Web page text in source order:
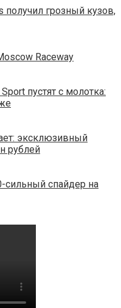
получил грозный кузов,
Raceway
пустят с молотка:
эксклюзивный
рублей
сильный спайдер на